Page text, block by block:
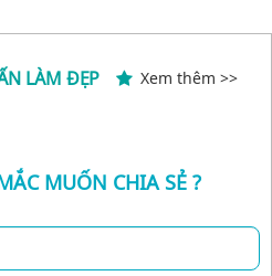
LÀM ĐẸP Xem thêm >>
MUỐN CHIA SẺ ?